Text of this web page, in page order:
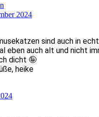
2024
sind auch in
eben auch alt und nicht
dicht 🤪
heike